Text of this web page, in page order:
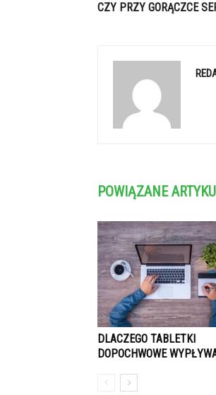
CZY PRZY GORĄCZCE
POWIĄZANE
DLACZEGO TABLETKI
DOPOCHWOWE